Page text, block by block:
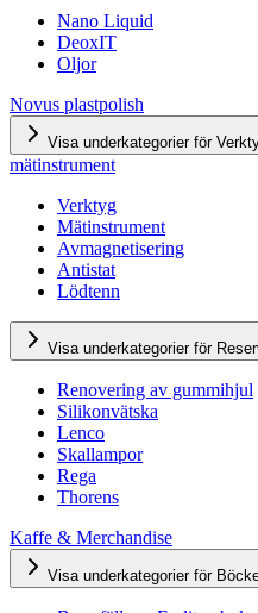
Nano Liquid
DeoxIT
Oljor
Novus plastpolish
Visa underkategorier för
mätinstrument
Verktyg
Mätinstrument
Avmagnetisering
Antistat
Lödtenn
Visa underkategorier för
Renovering av gummihjul
Silikonvätska
Lenco
Skallampor
Rega
Thorens
Kaffe & Merchandise
Visa underkategorier för